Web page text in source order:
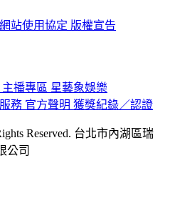
網站使用協定 版權宣告
主播專區 星藝象娛樂
務 官方聲明 獲獎紀錄／認證
Reserved. 台北市內湖區瑞
公司